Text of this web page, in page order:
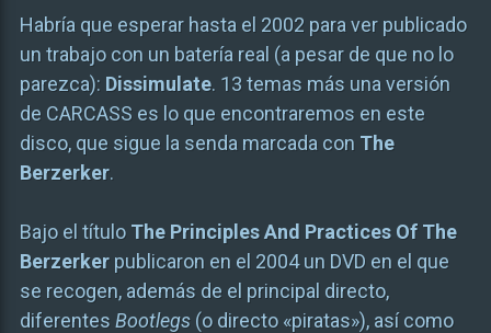
Habría que esperar hasta el 2002 para ver publicado
un trabajo con un batería real (a pesar de que no lo
parezca): Dissimulate. 13 temas más una versión
de CARCASS es lo que encontraremos en este
disco, que sigue la senda marcada con The
Berzerker.
Bajo el título The Principles And Practices Of The
Berzerkerpublicaron en el 2004 un DVD en el que
se recogen, además de el principal directo,
diferentes Bootlegs(o directo «piratas»), así como